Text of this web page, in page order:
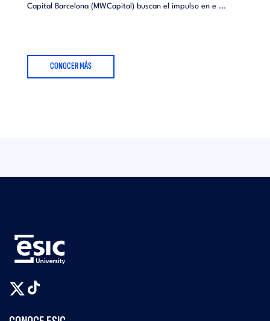
Capital Barcelona (MWCapital) buscan el impulso en e ...
CONOCER MÁS